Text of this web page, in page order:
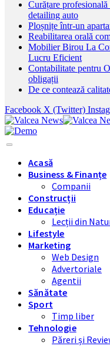
Curățare
detailing auto
Ploșnițe într-un
Reabilitarea orală
Mobilier Birou La
Lucru Eficient
Contabilitate pentru
obligații
De ce contează
Facebook X (Twitter)
Acasă
Business & Finanțe
Companii
Construcții
Educație
Lecții din
Lifestyle
Marketing
Web Design
Advertoriale
Agentii
Sănătate
Sport
Timp liber
Tehnologie
Păreri și